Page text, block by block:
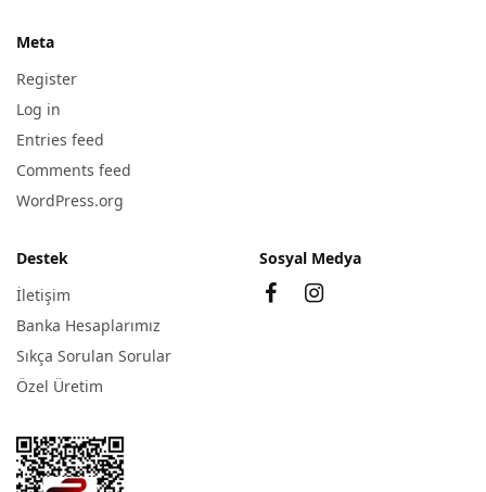
Meta
Register
Log in
Entries feed
Comments feed
WordPress.org
Destek
İletişim
Banka Hesaplarımız
Sıkça Sorulan Sorular
Özel Üretim
Sosyal Medya